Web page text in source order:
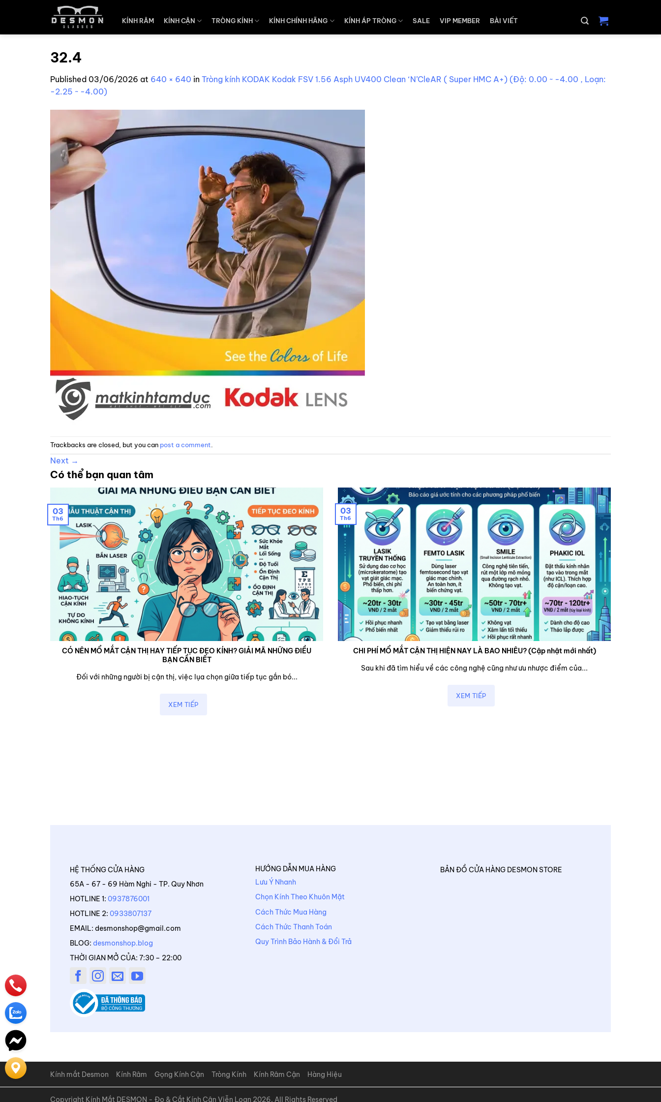
KÍNH RÂM KÍNH CẬN TRÒNG KÍNH KÍNH CHÍNH HÃNG KÍNH ÁP TRÒNG SALE VIP MEMBER BÀI VIẾT
32.4
Published 03/06/2026 at 640 × 640 in Tròng kính KODAK Kodak FSV 1.56 Asph UV400 Clean ‘N’CleAR ( Super HMC A+) (Độ: 0.00 ~ -4.00 , Loạn:
-2.25 ~ -4.00)
Trackbacks are closed, but you can post a comment
Next →
Có thể bạn quan tâm
CÓ NÊN MỔ MẮT CẬN THỊ HAY TIẾP TỤC ĐEO KÍNH? GIẢI MÃ NHỮNG ĐIỀU
BẠN CẦN BIẾT
Đối với những người bị cận thị, việc lụa chọn giữa tiếp tục gắn bó...
XEM TIẾP
03
Th6
CHI PHÍ MỔ MẮT CẬN THỊ HIỆN NAY LÀ BAO NHIÊU? (Cập nhật mới nhất)
Sau khi đã tìm hiểu về các công nghệ cũng như ưu nhược điểm của...
XEM TIẾP
03
Th6
HỆ THỐNG CỬA HÀNG
65A - 67 - 69 Hàm Nghi - TP. Quy Nhơn
HOTLINE 1: 0937876001
HOTLINE 2: 0933807137
EMAIL: desmonshop@gmail.com
BLOG: desmonshop.blog
THỜI GIAN MỞ CỦA: 7:30 – 22:00
HƯỚNG DẪN MUA HÀNG
Lưu Ý Nhanh
Chọn Kính Theo Khuôn Mặt
Cách Thức Mua Hàng
Cách Thức Thanh Toán
Quy Trình Bảo Hành & Đổi Trả
BẢN ĐỒ CỬA HÀNG DESMON STORE
Kính mắt Desmon Kính Râm Gọng Kính Cận Tròng Kính Kính Râm Cận Hàng Hiệu
Copyright Kính Mắt DESMON - Đo & Cắt Kính Cận Viễn Loạn 2026. All Rights Reserved